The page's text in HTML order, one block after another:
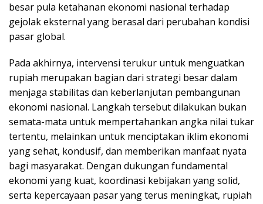
besar pula ketahanan ekonomi nasional terhadap
gejolak eksternal yang berasal dari perubahan kondisi
pasar global.
Pada akhirnya, intervensi terukur untuk menguatkan
rupiah merupakan bagian dari strategi besar dalam
menjaga stabilitas dan keberlanjutan pembangunan
ekonomi nasional. Langkah tersebut dilakukan bukan
semata-mata untuk mempertahankan angka nilai tukar
tertentu, melainkan untuk menciptakan iklim ekonomi
yang sehat, kondusif, dan memberikan manfaat nyata
bagi masyarakat. Dengan dukungan fundamental
ekonomi yang kuat, koordinasi kebijakan yang solid,
serta kepercayaan pasar yang terus meningkat, rupiah